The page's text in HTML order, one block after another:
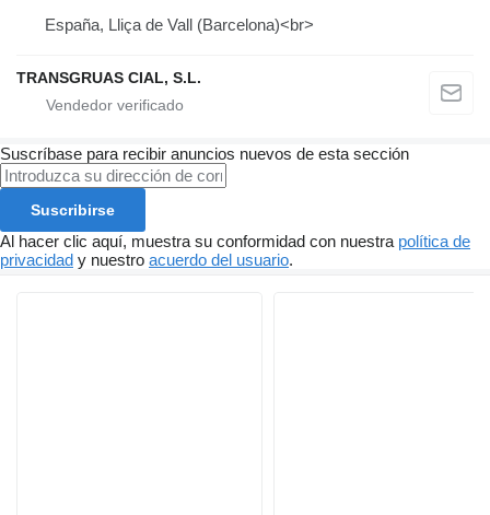
España, Lliça de Vall (Barcelona)<br>
TRANSGRUAS CIAL, S.L.
Suscríbase para recibir anuncios nuevos de esta sección
Suscribirse
Al hacer clic aquí, muestra su conformidad con nuestra política de
privacidad y nuestro acuerdo del usuario.